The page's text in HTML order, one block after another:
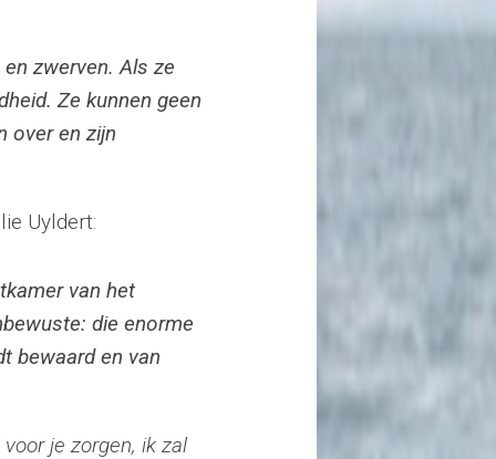
zwerven. Als ze
Ze kunnen geen
over en zijn
Uyldert:
van het
die enorme
bewaard en van
je zorgen, ik zal